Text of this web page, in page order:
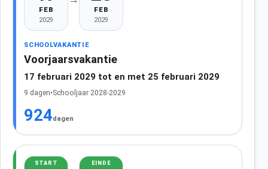
FEB
2029
FEB
2029
SCHOOLVAKANTIE
Voorjaarsvakantie
17 februari 2029 tot en met 25 februari 2029
9 dagen•Schooljaar 2028-2029
924dagen
START EINDE